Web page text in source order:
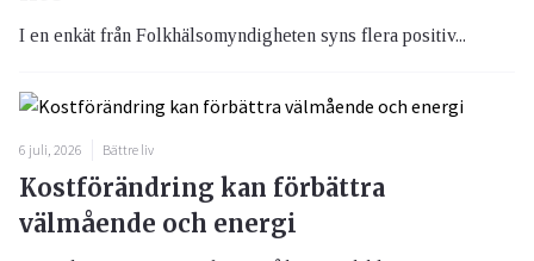
I en enkät från Folkhälsomyndigheten syns flera positiv...
6 juli, 2026 Bättre liv
Kostförändring kan förbättra
välmående och energi